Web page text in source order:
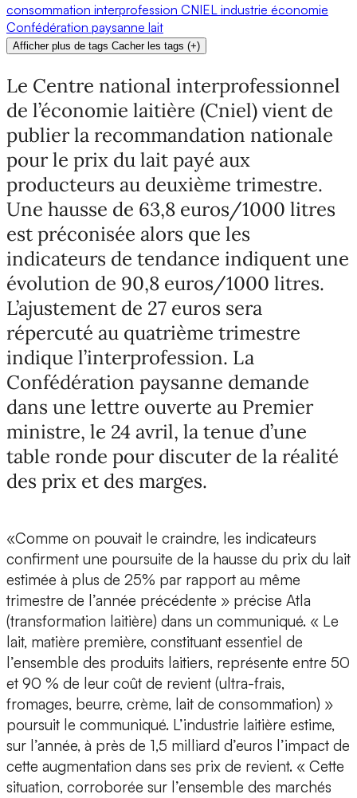
consommation interprofession CNIEL industrie économie
Confédération paysanne lait
Afficher plus de tags Cacher les tags (+)
Le Centre national interprofessionnel
de l’économie laitière (Cniel) vient de
publier la recommandation nationale
pour le prix du lait payé aux
producteurs au deuxième trimestre.
Une hausse de 63,8 euros/1000 litres
est préconisée alors que les
indicateurs de tendance indiquent une
évolution de 90,8 euros/1000 litres.
L’ajustement de 27 euros sera
répercuté au quatrième trimestre
indique l’interprofession. La
Confédération paysanne demande
dans une lettre ouverte au Premier
ministre, le 24 avril, la tenue d’une
table ronde pour discuter de la réalité
des prix et des marges.
«Comme on pouvait le craindre, les indicateurs
confirment une poursuite de la hausse du prix du lait
estimée à plus de 25% par rapport au même
trimestre de l’année précédente » précise Atla
(transformation laitière) dans un communiqué. « Le
lait, matière première, constituant essentiel de
l’ensemble des produits laitiers, représente entre 50
et 90 % de leur coût de revient (ultra-frais,
fromages, beurre, crème, lait de consommation) »
poursuit le communiqué. L’industrie laitière estime,
sur l’année, à près de 1,5 milliard d’euros l’impact de
cette augmentation dans ses prix de revient. « Cette
situation, corroborée sur l’ensemble des marchés